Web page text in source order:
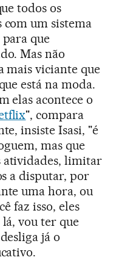
todos os
com um sistema
que
Mas não
mais viciante que
está na moda.
elas acontece o
", compara
insiste Isasi, "é
mas que
atividades, limitar
a disputar, por
uma hora, ou
faz isso, eles
vou ter que
já o